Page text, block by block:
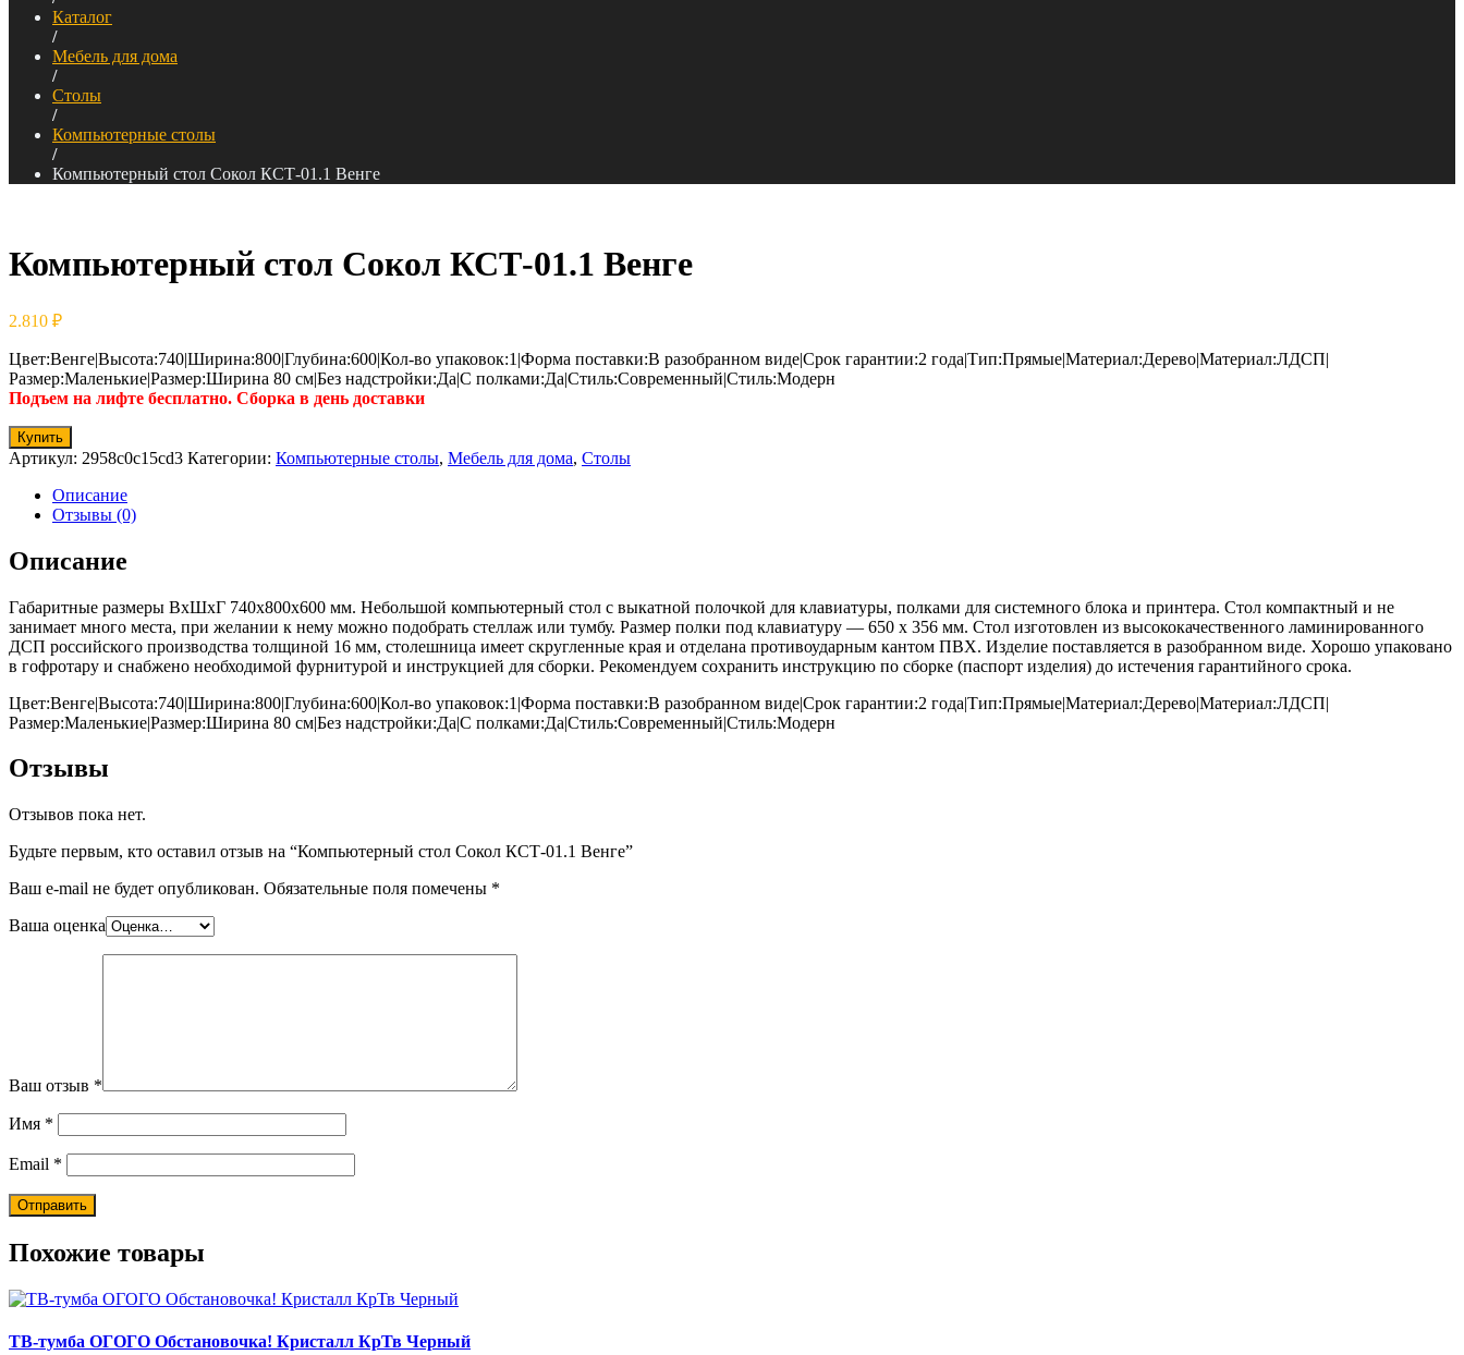
Каталог
/
Мебель для дома
/
Столы
/
Компьютерные столы
/
Компьютерный стол Сокол КСТ-01.1 Венге
Компьютерный стол Сокол КСТ-01.1 Венге
2.810 ₽
Цвет:Венге|Высота:740|Ширина:800|Глубина:600|Кол-во упаковок:1|Форма поставки:В разобранном виде|Срок гарантии:2 года|Тип:Прямые|Материал:Дерево|Материал:ЛДСП|
Размер:Маленькие|Размер:Ширина 80 см|Без надстройки:Да|С полками:Да|Стиль:Современный|Стиль:Модерн
Подъем на лифте бесплатно. Сборка в день доставки
Купить
Артикул: 2958c0c15cd3 Категории: Компьютерные столы, Мебель для дома, Столы
Описание
Отзывы (0)
Описание
Габаритные размеры ВхШхГ 740x800x600 мм. Небольшой компьютерный стол с выкатной полочкой для клавиатуры, полками для системного блока и принтера. Стол компактный и не
занимает много места, при желании к нему можно подобрать стеллаж или тумбу. Размер полки под клавиатуру — 650 х 356 мм. Cтол изготовлен из высококачественного ламинированного
ДСП российского производства толщиной 16 мм, столешница имеет скругленные края и отделана противоударным кантом ПВХ. Изделие поставляется в разобранном виде. Хорошо упаковано
в гофротару и снабжено необходимой фурнитурой и инструкцией для сборки. Рекомендуем сохранить инструкцию по сборке (паспорт изделия) до истечения гарантийного срока.
Цвет:Венге|Высота:740|Ширина:800|Глубина:600|Кол-во упаковок:1|Форма поставки:В разобранном виде|Срок гарантии:2 года|Тип:Прямые|Материал:Дерево|Материал:ЛДСП|
Размер:Маленькие|Размер:Ширина 80 см|Без надстройки:Да|С полками:Да|Стиль:Современный|Стиль:Модерн
Отзывы
Отзывов пока нет.
Будьте первым, кто оставил отзыв на “Компьютерный стол Сокол КСТ-01.1 Венге”
Ваш e-mail не будет опубликован. Обязательные поля помечены *
Ваша оценка
Ваш отзыв *
Имя *
Email *
Похожие товары
ТВ-тумба ОГОГО Обстановочка! Кристалл КрТв Черный